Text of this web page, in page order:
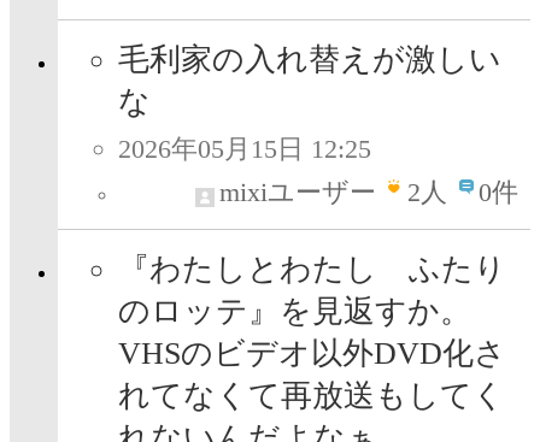
毛利家の入れ替えが激しい
な
2026年05月15日 12:25
mixiユーザー
2人 0件
『わたしとわたし ふたり
のロッテ』を見返すか。
VHSのビデオ以外DVD化さ
れてなくて再放送もしてく